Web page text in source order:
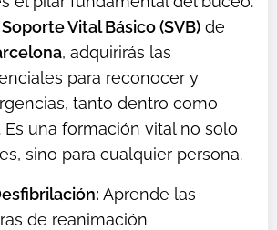
Soporte Vital Básico (SVB) de
, adquirirás las
para reconocer y
tanto dentro como
Es una formación vital no solo
sino para cualquier persona.
Aprende las
de reanimación